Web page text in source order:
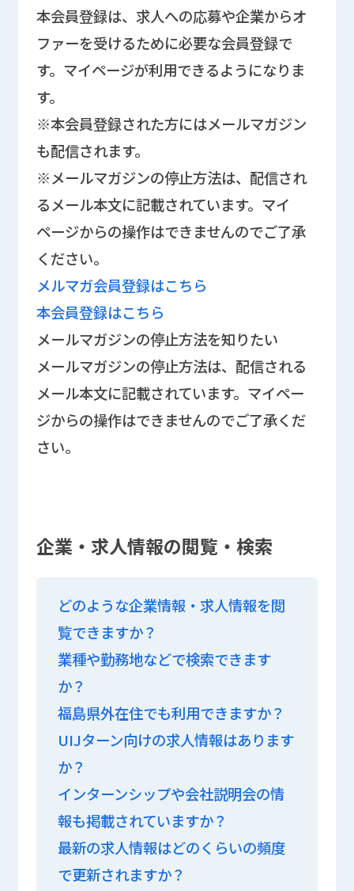
本会員登録は、求人への応募や企業からオ
ファーを受けるために必要な会員登録で
す。マイページが利用できるようになりま
す。
※本会員登録された方にはメールマガジン
も配信されます。
※メールマガジンの停止方法は、配信され
るメール本文に記載されています。マイ
ページからの操作はできませんのでご了承
ください。
メルマガ会員登録はこちら
本会員登録はこちら
メールマガジンの停止方法を知りたい
メールマガジンの停止方法は、配信される
メール本文に記載されています。マイペー
ジからの操作はできませんのでご了承くだ
さい。
企業・求人情報の閲覧・検索
どのような企業情報・求人情報を閲
覧できますか？
業種や勤務地などで検索できます
か？
福島県外在住でも利用できますか？
UIJターン向けの求人情報はあります
か？
インターンシップや会社説明会の情
報も掲載されていますか？
最新の求人情報はどのくらいの頻度
で更新されますか？